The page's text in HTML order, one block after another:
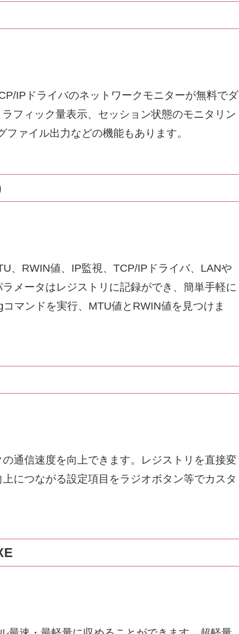
IPドライバのネットワークモニターが無料でダ
フィック量表示、セッション状態のモニタリン
ァイル出力などの機能もあります。
、RWIN値、IP監視、TCP/IPドライバ、LANや
メータはレジストリに記録ができ、簡単手軽に
マンドを実行、MTU値とRWIN値を見つけま
通信速度を向上できます。レジストリを直接変
につながる設定項目をラジオボタン等でカスタ